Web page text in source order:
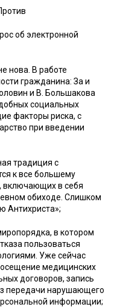
об электронной
нова. В работе
гражданина: За и
и В. Большакова
социальных
факторы риска, с
при введении
традиция с
к все большему
включающих в себя
обиходе. Слишком
Антихриста»;
в котором
пользоваться
Уже сейчас
медицинских
договоров, запись
передачи нарушающего
информации;